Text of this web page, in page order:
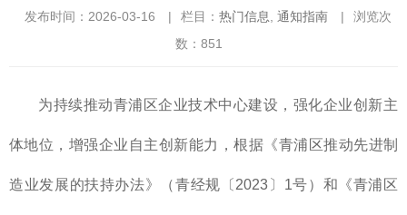
发布时间：2026-03-16 | 栏目： 热门信息 通知指南 |
浏览次
数： 851
为持续推动青浦区企业技术中心建设，强化企业创新主
体地位，增强企业自主创新能力，根据《青浦区推动先进制
造业发展的扶持办法》（青经规〔2023〕1号）和《青浦区